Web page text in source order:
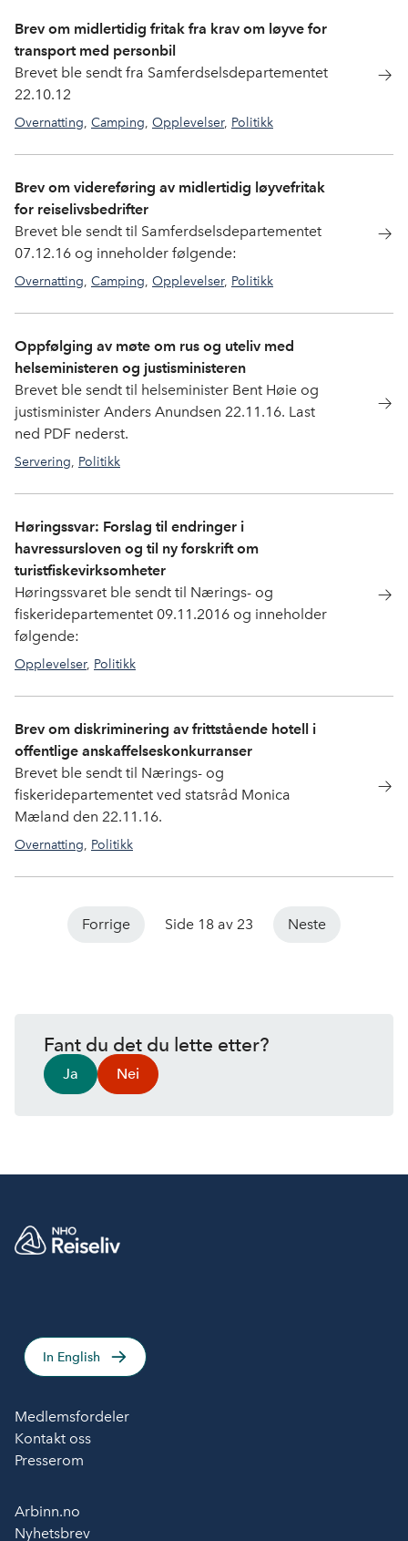
Brev om midlertidig fritak fra krav om løyve for
transport med personbil
Brevet ble sendt fra Samferdselsdepartementet
22.10.12
Overnatting, Camping, Opplevelser, Politikk
Brev om videreføring av midlertidig løyvefritak
for reiselivsbedrifter
Brevet ble sendt til Samferdselsdepartementet
07.12.16 og inneholder følgende:
Overnatting, Camping, Opplevelser, Politikk
Oppfølging av møte om rus og uteliv med
helseministeren og justisministeren
Brevet ble sendt til helseminister Bent Høie og
justisminister Anders Anundsen 22.11.16. Last
ned PDF nederst.
Servering, Politikk
Høringssvar: Forslag til endringer i
havressursloven og til ny forskrift om
turistfiskevirksomheter
Høringssvaret ble sendt til Nærings- og
fiskeridepartementet 09.11.2016 og inneholder
følgende:
Opplevelser, Politikk
Brev om diskriminering av frittstående hotell i
offentlige anskaffelseskonkurranser
Brevet ble sendt til Nærings- og
fiskeridepartementet ved statsråd Monica
Mæland den 22.11.16.
Overnatting, Politikk
Forrige Side 18 av 23 Neste
Fant du det du lette etter?
Ja Nei
In English
Medlemsfordeler
Kontakt oss
Presserom
Arbinn.no
Nyhetsbrev